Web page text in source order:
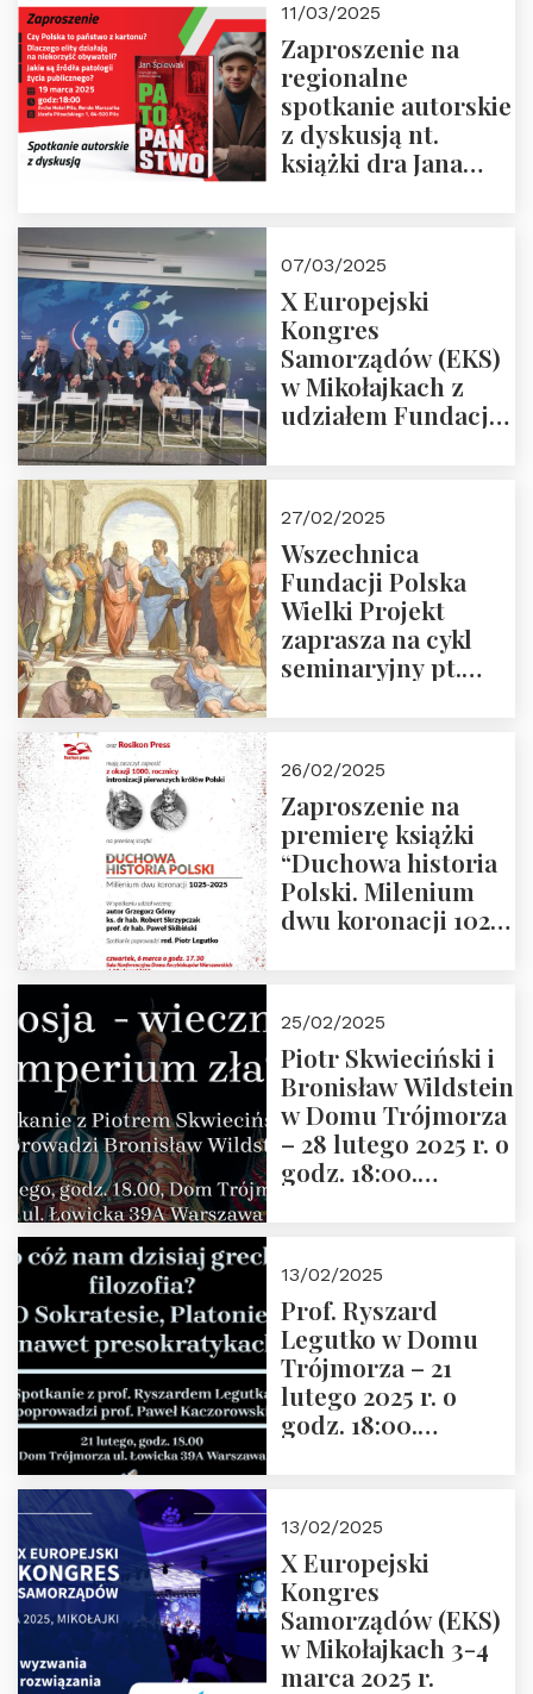
i prof.
Krasnodębski
11/03/2025
Zaproszenie na
regionalne
spotkanie autorskie
z dyskusją nt.
książki dra Jana
07/03/2025
X Europejski
Kongres
Samorządów (EKS)
w Mikołajkach z
udziałem Fundacji
27/02/2025
Wszechnica
Fundacji Polska
Wielki Projekt
zaprasza na cykl
seminaryjny pt.
26/02/2025
Zaproszenie na
premierę książki
“Duchowa historia
Polski. Milenium
dwu koronacji 1025-
2025 r. godz. 17:30,
DAW ul. Miodowa
17/19
25/02/2025
Piotr Skwieciński i
Bronisław Wildstein
w Domu Trójmorza
– 28 lutego 2025 r. o
godz. 18:00.
13/02/2025
Prof. Ryszard
Legutko w Domu
Trójmorza – 21
lutego 2025 r. o
godz. 18:00.
Zapraszamy
13/02/2025
X Europejski
Kongres
Samorządów (EKS)
w Mikołajkach 3-4
marca 2025 r.